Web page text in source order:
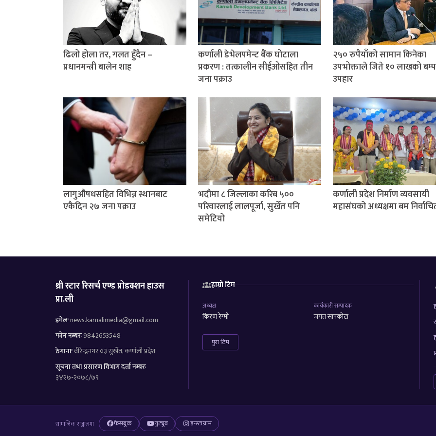
ढिलो होला तर, गलत हुँदैन –
प्रधानमन्त्री बालेन शाह
कर्णाली डेभेलपमेन्ट बैंक घोटाला
प्रकरण : तत्कालीन सीईओसहित तीन
जना पक्राउ
२५० रुपैयाँको सामान किनेका
उपभोक्ताले जिते १० लाखको
उपहार
लागुऔषधसहित विभिन्न स्थानबाट
एकैदिन २७ जना पक्राउ
भदौमा ८ जिल्लाका करिब ५००
परिवारलाई लालपूर्जा, सुर्खेत पनि
समेटियो
कर्णाली प्रदेश निर्माण व्यवसायी
महासंघको अध्यक्षमा बम
थ्री स्टार रिसर्च एण्ड प्रोडक्शन हाउस
प्रा.ली
इमेलःnews.karnalimedia@gmail.com
फोन नम्बरः9842653548
ठेगानाःवीरेन्द्रनगर ०३ सुर्खेत, कर्णाली प्रदेश
सूचना तथा प्रसारण विभाग दर्ता नम्बरः
३४२७-२०७८/७९
हाम्रो टिम
अध्यक्ष
किरण रेग्मी
कार्यकारी सम्पादक
जगत सापकोटा
पुरा टिम
सामाजिक सञ्जालमा फेसबुक युट्युब इन्स्टाग्राम